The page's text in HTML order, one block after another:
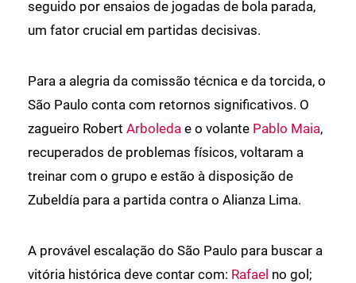
seguido por ensaios de jogadas de bola parada,
um fator crucial em partidas decisivas.
Para a alegria da comissão técnica e da torcida, o
São Paulo conta com retornos significativos. O
zagueiro Robert Arboleda e o volante Pablo Maia,
recuperados de problemas físicos, voltaram a
treinar com o grupo e estão à disposição de
Zubeldía para a partida contra o Alianza Lima.
A provável escalação do São Paulo para buscar a
vitória histórica deve contar com: Rafael no gol;